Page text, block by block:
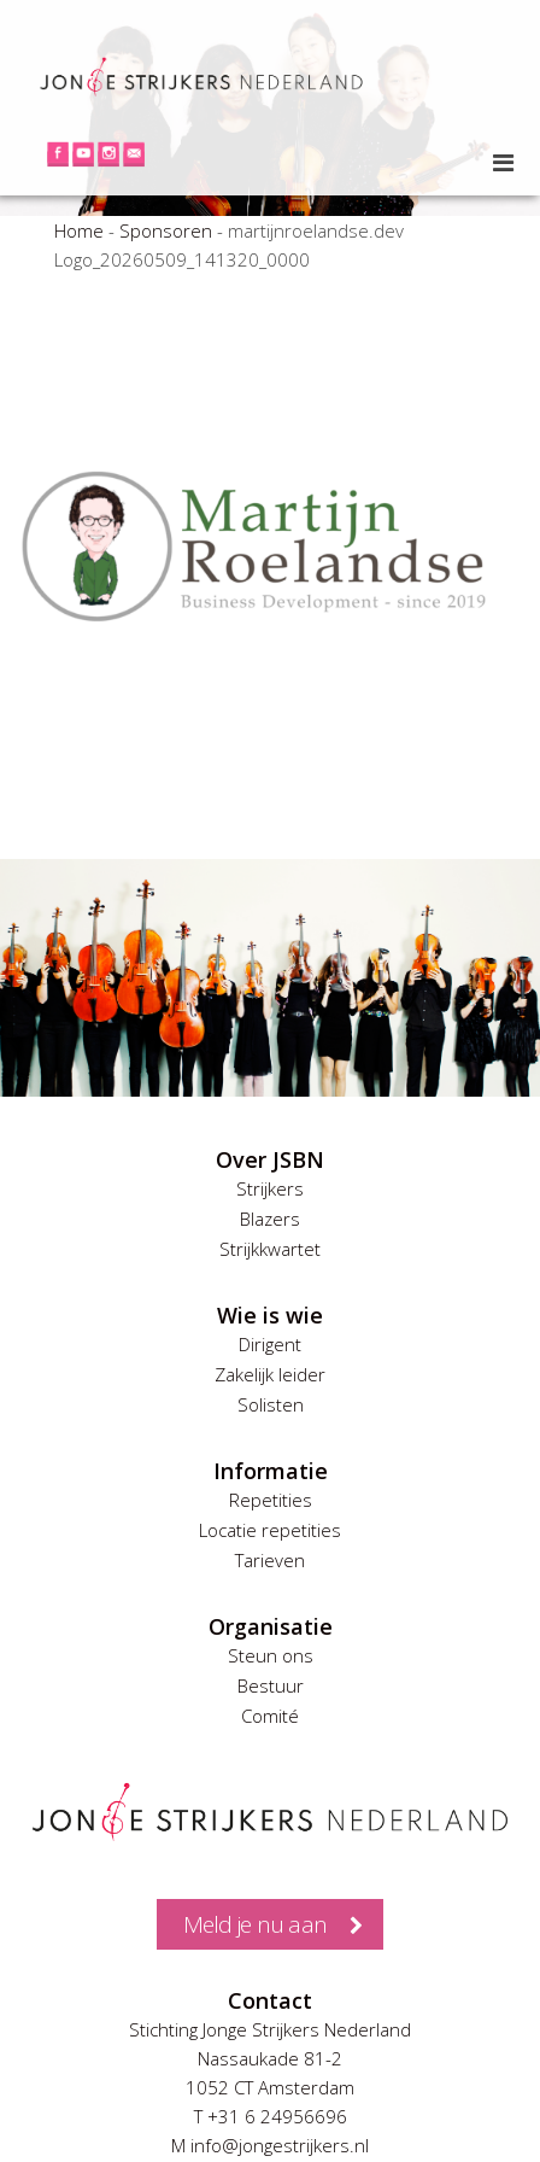
Home - Sponsoren - martijnroelandse.dev
Logo_20260509_141320_0000
Over JSBN
Strijkers
Blazers
Strijkkwartet
Wie is wie
Dirigent
Zakelijk leider
Solisten
Informatie
Repetities
Locatie repetities
Tarieven
Organisatie
Steun ons
Bestuur
Comité
Meld je nu aan
Contact
Stichting Jonge Strijkers Nederland
Nassaukade 81-2
1052 CT Amsterdam
T +31 6 24956696
M info@jongestrijkers.nl